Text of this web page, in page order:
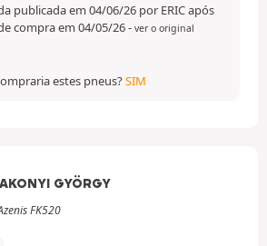
publicada em 04/06/26 por ERIC após
compra em 04/05/26- ver o original
estes pneus?SIM
GYÖRGY
FK520